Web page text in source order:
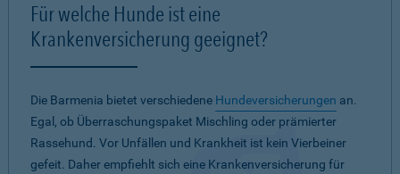
Für welche Hunde ist eine
Krankenversicherung geeignet?
Die Barmenia bietet verschiedene Hundeversicherungen an.
Egal, ob Überraschungspaket Mischling oder prämierter
Rassehund. Vor Unfällen und Krankheit ist kein Vierbeiner
gefeit. Daher empfiehlt sich eine Krankenversicherung für